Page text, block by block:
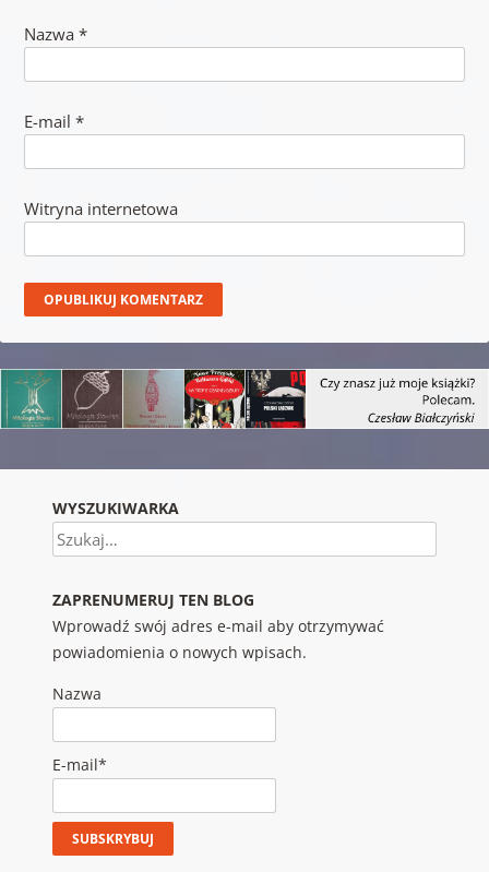
Nazwa *
E-mail *
Witryna internetowa
WYSZUKIWARKA
Szukaj
ZAPRENUMERUJ TEN BLOG
Wprowadź swój adres e-mail aby otrzymywać
powiadomienia o nowych wpisach.
Nazwa
E-mail*